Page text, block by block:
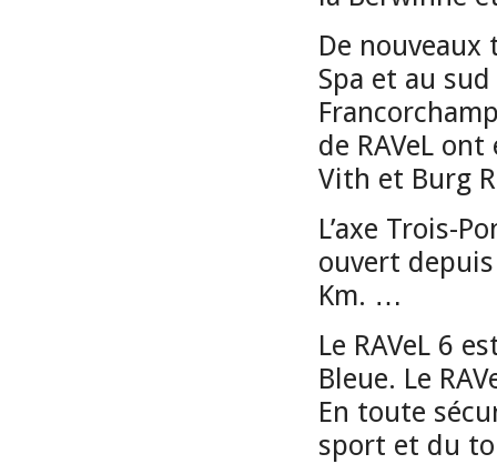
De
Spa et au
de RAVeL
Vith et Burg
L’axe Trois-
ouvert
Km. …
Le RAVeL 6
Bleue. Le
En toute
sport et du